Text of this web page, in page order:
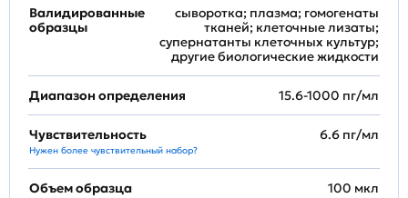
Валидированные
образцы
сыворотка; плазма; гомогенаты
тканей; клеточные лизаты;
супернатанты клеточных культур;
другие биологические жидкости
Диапазон определения 15.6-1000 пг/мл
Чувствительность
Нужен более чувствительный набор?
6.6 пг/мл
Объем образца 100 мкл